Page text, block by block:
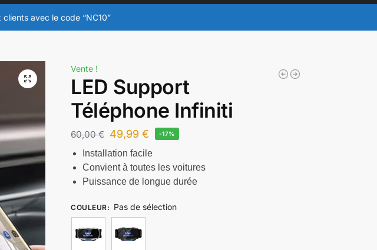
avec le code “NC10”
Vente !
LED Support
Téléphone Infiniti
60,00€ 49,99€ -17%
Installation facile
Convient à toutes les voitures
Puissance de longue durée
COULEUR: Pas de sélection